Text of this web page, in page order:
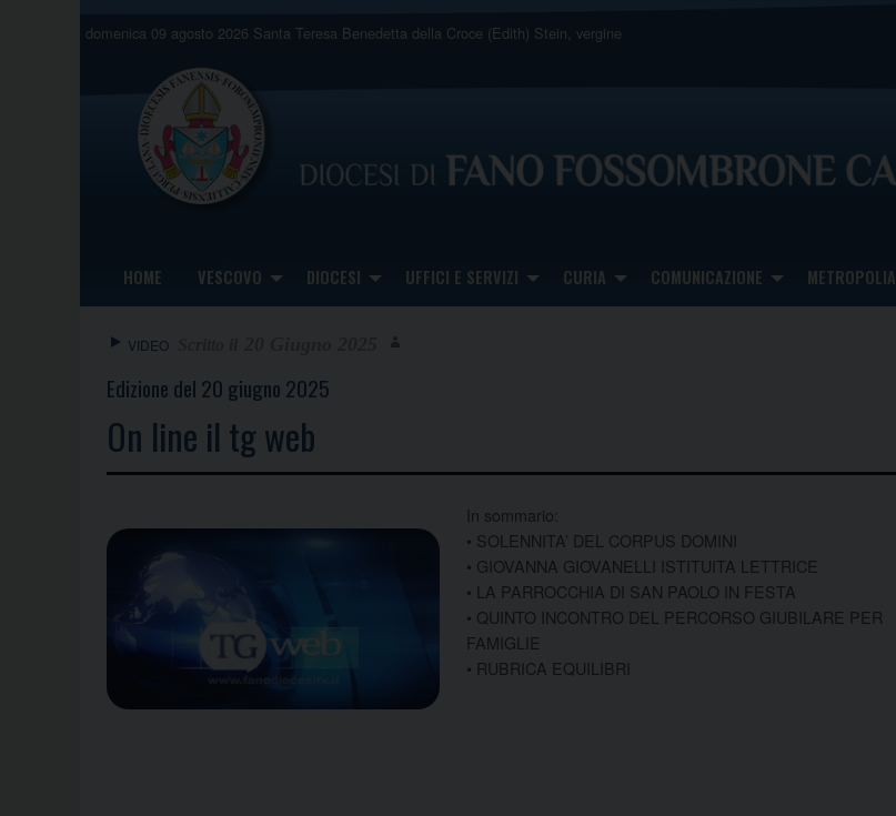
domenica 09 agosto 2026 Santa Teresa Benedetta della Croce (Edith) Stein, vergine
HOME VESCOVO DIOCESI UFFICI E SERVIZI CURIA COMUNICAZIONE METROPOLIA
VIDEO
Edizione del 20 giugno 2025
On line il tg web
In sommario:
• SOLENNITA’ DEL CORPUS DOMINI
• GIOVANNA GIOVANELLI ISTITUITA LETTRICE
• LA PARROCCHIA DI SAN PAOLO IN FESTA
• QUINTO INCONTRO DEL PERCORSO GIUBILARE PER
FAMIGLIE
• RUBRICA EQUILIBRI